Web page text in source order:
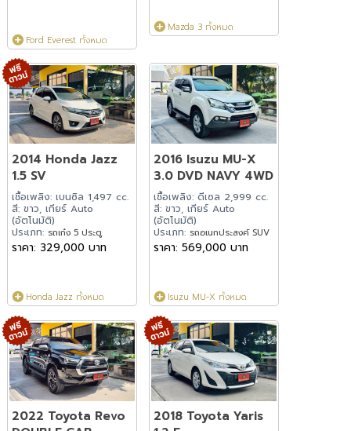
Ford Everest ทั้งหมด
Mazda 3 ทั้งหมด
2014 Honda Jazz
1.5 SV
เชื้อเพลิง: เบนซิล 1,497 cc.
สี: ขาว, เกียร์ Auto
(อัตโนมัติ)
ประเภท: รถเก๋ง 5 ประตู
ราคา: 329,000 บาท
Honda Jazz ทั้งหมด
2016 Isuzu MU-X
3.0 DVD NAVY 4WD
เชื้อเพลิง: ดีเซล 2,999 cc.
สี: ขาว, เกียร์ Auto
(อัตโนมัติ)
ประเภท: รถอเนกประสงค์ SUV
ราคา: 569,000 บาท
Isuzu MU-X ทั้งหมด
2022 Toyota Revo
2018 Toyota Yaris